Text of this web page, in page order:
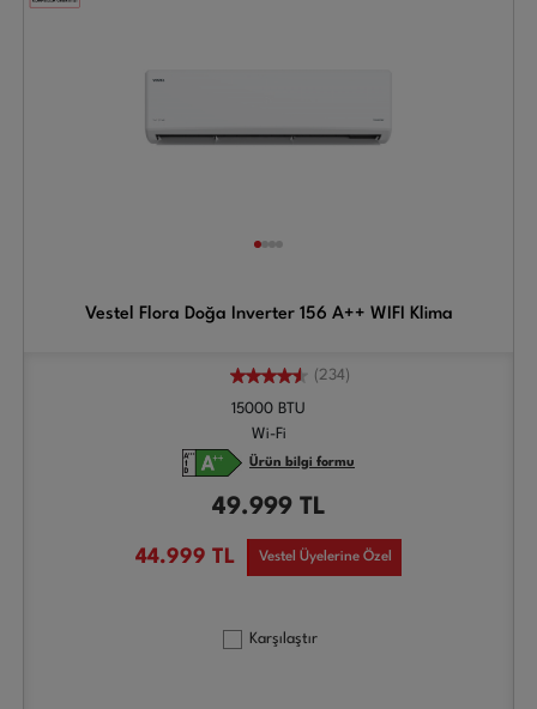
Vestel Flora Doğa Inverter 156 A++ WIFI Klima
(234)
15000 BTU
Wi-Fi
Ürün bilgi formu
49.999 TL
44.999 TL Vestel Üyelerine Özel
Karşılaştır